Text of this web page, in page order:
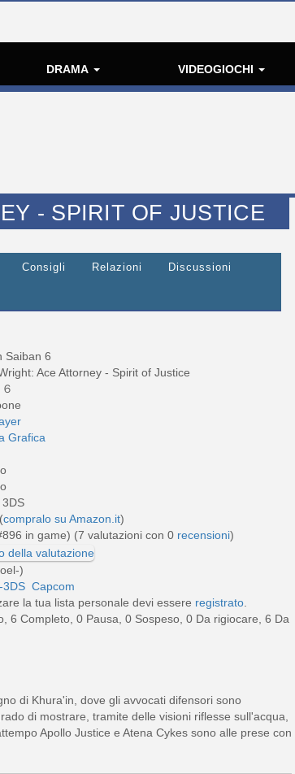
DRAMA VIDEOGIOCHI
- SPIRIT OF JUSTICE
Consigli Relazioni Discussioni
Saiban 6
Ace Attorney - Spirit of Justice
Grafica
(compralo su Amazon.it)
in game) (7 valutazioni con 0 recensioni)
)
3DS Capcom
la tua lista personale devi essere registrato
6 Completo, 0 Pausa, 0 Sospeso, 0 Da rigiocare, 6 Da
di Khura'in, dove gli avvocati difensori sono
di mostrare, tramite delle visioni riflesse sull'acqua,
Apollo Justice e Atena Cykes sono alle prese con